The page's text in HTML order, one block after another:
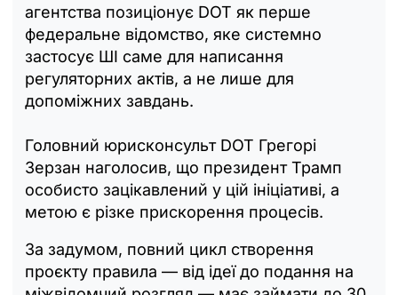
агентства позиціонує DOT як перше
федеральне відомство, яке системно
застосує ШІ саме для написання
регуляторних актів, а не лише для
допоміжних завдань.
Головний юрисконсульт DOT Грегорі
Зерзан наголосив, що президент Трамп
особисто зацікавлений у цій ініціативі, а
метою є різке прискорення процесів.
За задумом, повний цикл створення
проєкту правила — від ідеї до подання на